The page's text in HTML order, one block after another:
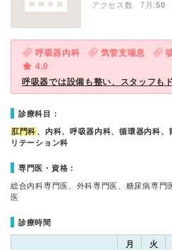
アクセス数 7月:50
呼吸器内科 気管支喘息
4.0
呼吸器では設備も整い、スタッフも
診療科目：
肛門科 、内科、呼吸器内科、循環器内科
リテーション科
専門医・資格：
総合内科専門医、外科専門医、糖尿病専門
医
診療時間
月 火